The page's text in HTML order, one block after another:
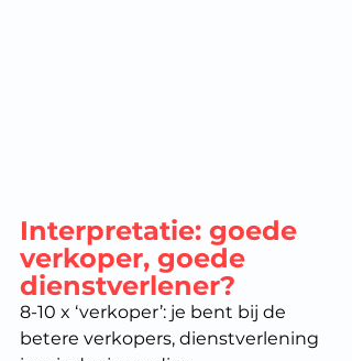
Interpretatie: goede
verkoper, goede
dienstverlener?
8-10 x ‘verkoper’: je bent bij de
betere verkopers, dienstverlening